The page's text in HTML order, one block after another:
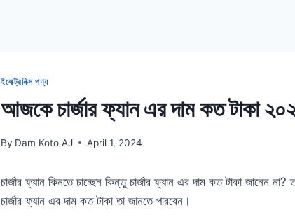
ইলেক্ট্রনিক্স পণ্য
আজকে চার্জার ফ্যান এর দাম কত টাকা
By Dam Koto AJ April 1, 2024
চার্জার ফ্যান কিনতে চাচ্ছেন কিন্তু চার্জার ফ্যান এর দাম কত টাকা জানেন
চার্জার ফ্যান এর দাম কত টাকা তা জানতে পারবেন।